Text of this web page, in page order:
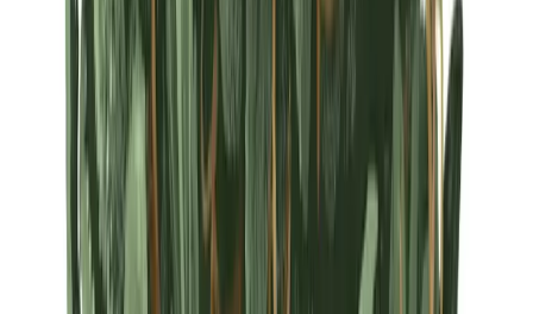
Sativa Strains Indica Strains Hybrid Strains
Standorte